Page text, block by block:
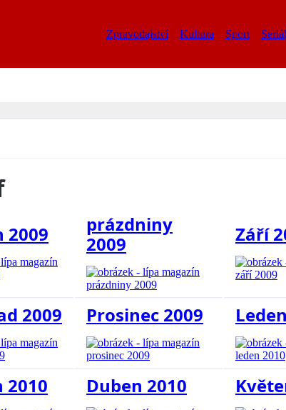
Zpravodajství Kultura Sport
2009
prázdniny
2009
Září
2009 Prosinec 2009
2010 Duben 2010